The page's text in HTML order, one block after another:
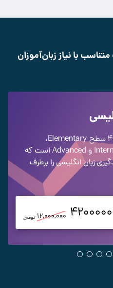
با نیاز زبان‌آموزان
Elementary،
و Advanced
است که
زبان انگلیسی را برطرف
4200000
12,000,000 تومان